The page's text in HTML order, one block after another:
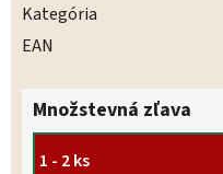
Kategória
EAN
Množstevná zľava
1 - 2 ks